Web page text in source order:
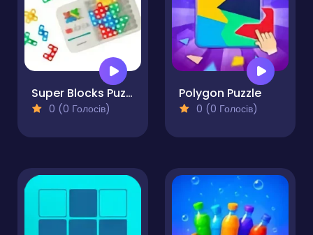
Super Blocks Puzzle
0 (0 Голосів)
Polygon Puzzle
0 (0 Голосів)